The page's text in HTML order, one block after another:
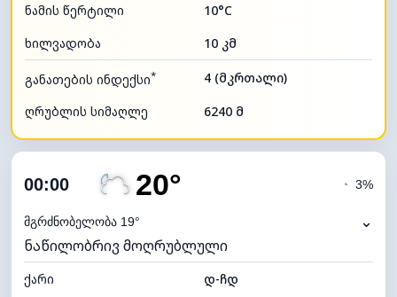
ნამის წერტილი
10°C
ხილვადობა
10 კმ
განათების ინდექსი* 4 (მკრთალი)
ღრუბლის სიმაღლე 6240 მ
00:00 20°
მგრძნობელობა 19°
◔ 3%
⌄
ნაწილობრივ მოღრუბლული
ქარი
დ-ჩდ